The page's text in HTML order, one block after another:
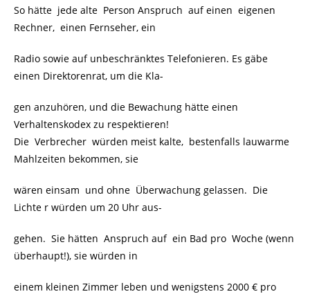
So hätte jede alte Person Anspruch auf einen eigenen
Rechner, einen Fernseher, ein
Radio sowie auf unbeschränktes Telefonieren. Es gäbe
einen Direktorenrat, um die Kla-
gen anzuhören, und die Bewachung hätte einen
Verhaltenskodex zu respektieren!
Die Verbrecher würden meist kalte, bestenfalls lauwarme
Mahlzeiten bekommen, sie
wären einsam und ohne Überwachung gelassen. Die
Lichte r würden um 20 Uhr aus-
gehen. Sie hätten Anspruch auf ein Bad pro Woche (wenn
überhaupt!), sie würden in
einem kleinen Zimmer leben und wenigstens 2000 € pro